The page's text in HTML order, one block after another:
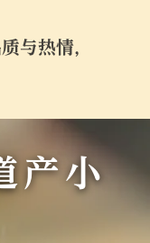
与热情，
产小